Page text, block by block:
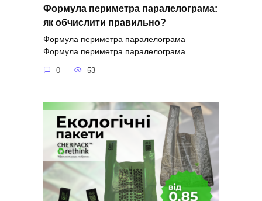
Формула периметра паралелограма:
як обчислити правильно?
Формула периметра паралелограма
Формула периметра паралелограма
0 53